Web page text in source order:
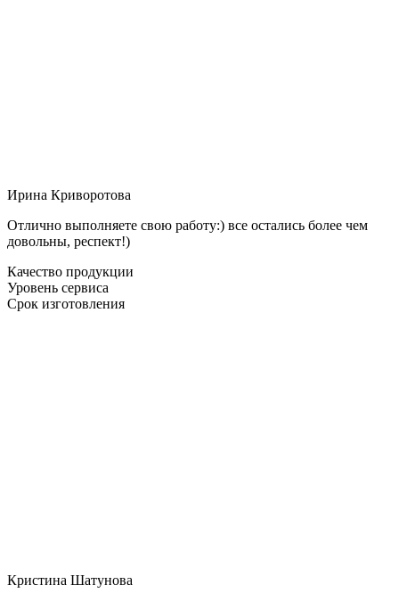
Ирина Криворотова
Отлично выполняете свою работу:) все остались более чем
довольны, респект!)
Качество продукции
Уровень сервиса
Срок изготовления
Кристина Шатунова